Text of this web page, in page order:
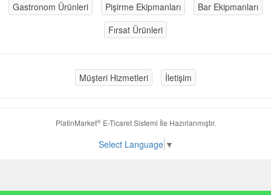
Gastronom Ürünleri
Pişirme Ekipmanları
Bar Ekipmanları
Fırsat Ürünleri
Müşteri Hizmetleri İletişim
PlatinMarket®E-Ticaret Sistemi İle Hazırlanmıştır.
Select Language ▼